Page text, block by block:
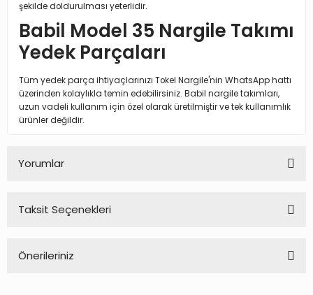
şekilde doldurulması yeterlidir.
Babil Model 35 Nargile Takımı
Yedek Parçaları
Tüm yedek parça ihtiyaçlarınızı Tokel Nargile'nin WhatsApp hattı
üzerinden kolaylıkla temin edebilirsiniz. Babil nargile takımları,
uzun vadeli kullanım için özel olarak üretilmiştir ve tek kullanımlık
ürünler değildir.
Yorumlar
Taksit Seçenekleri
Önerileriniz